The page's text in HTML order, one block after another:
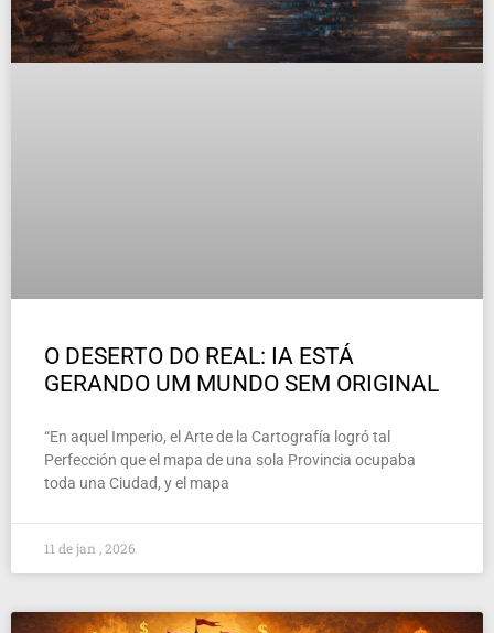
O DESERTO DO REAL: IA ESTÁ
GERANDO UM MUNDO SEM ORIGINAL
“En aquel Imperio, el Arte de la Cartografía logró tal
Perfección que el mapa de una sola Provincia ocupaba
toda una Ciudad, y el mapa
11 de jan , 2026